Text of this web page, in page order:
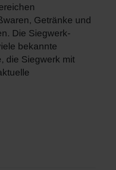
Getränke und
Die Siegwerk-
bekannte
die Siegwerk mit